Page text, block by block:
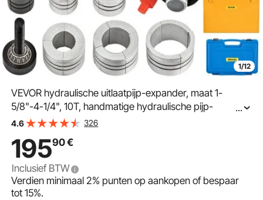
1/12
VEVOR hydraulische uitlaatpijp-expander, maat 1-
5/8"-4-1/4", 10T, handmatige hydraulische pijp-
stretcher met 4 matrijzen en 2 opbergkoffers voor
...
4.6 326
19590€
Inclusief BTW
Verdien minimaal2% punten op aankopen of bespaar
tot15%.